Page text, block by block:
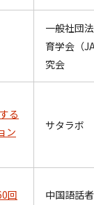
一般社団
育学会（
究会
る
ン
サタラボ
回
中国語話